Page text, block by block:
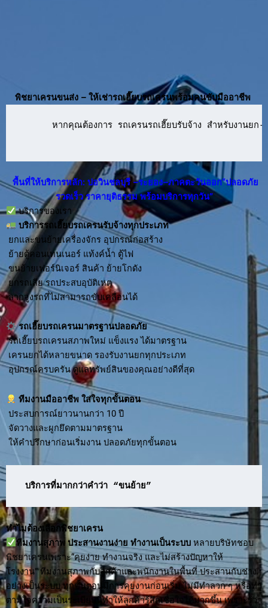
พิชยาเครนขนส่ง – ให้เช่ารถเฮี๊ยบรถเครนพร้อมคนขับมืออาชีพ
หากคุณต้องการ รถเครนรถเฮี๊ยบรับจ้าง สำหรับงานยก
พื้นที่ให้บริการหลัก: บ่อวินชลบุรี –ระยอง–ภาคตะวันออก“ปลอดภัย
รวดเร็ว ราคายุติธรรม พร้อมบริการทุกวัน”
บริการของเรา
บริการรถเฮี๊ยบรถเครนรับจ้างทุกประเภท
ยกและขนย้ายเครื่องจักร อุปกรณ์ก่อสร้าง
ย้ายตู้คอนเทนเนอร์ แท้งค์น้ำ ตู้ไฟ
ขนย้ายเฟอร์นิเจอร์ สินค้า ย้ายโกดัง
ยกรถเสีย รถประสบอุบัติเหตุ
ลากจูงรถที่ไม่สามารถขับเคลื่อนได้
รถเฮี๊ยบรถเครนมาตรฐานปลอดภัย
รถเฮี๊ยบรถเครนสภาพใหม่ แข็งแรง ได้มาตรฐาน
เครนยกได้หลายขนาด รองรับงานยกทุกประเภท
อุปกรณ์ครบครัน ดูแลทรัพย์สินของคุณอย่างดีที่สุด
ทีมงานมืออาชีพ ใส่ใจทุกขั้นตอน
ประสบการณ์ยาวนานกว่า 10 ปี
จัดวางและผูกยึดตามมาตรฐาน
ให้คำปรึกษาก่อนเริ่มงาน ปลอดภัยทุกขั้นตอน
บริการที่มากกว่าคำว่า “ขนย้าย”
ทำไมต้องเลือกพิชยาเครน
ทีมงานสุภาพ ประสานงานง่าย ทำงานเป็นระบบ หลายบริษัทชอบ
พิชยาเครนเพราะ“คุยง่าย ทำงานจริง และไม่สร้างปัญหาให้
โรงงาน” ทีมงานสุภาพกับลูกค้าและพนักงานในพื้นที่ ประสานกับช่าง
อย่างเป็นระบบ ทุกขั้นตอนมีการคุยงานก่อนเริ่ม ไม่มีทำลวก ๆ หรือทำ
ตามใจความเป็นระเบียบนี้ทำให้ลูกค้ารู้สึกเชื่อใจได้มากขึ้น เพราะรู้ว่า